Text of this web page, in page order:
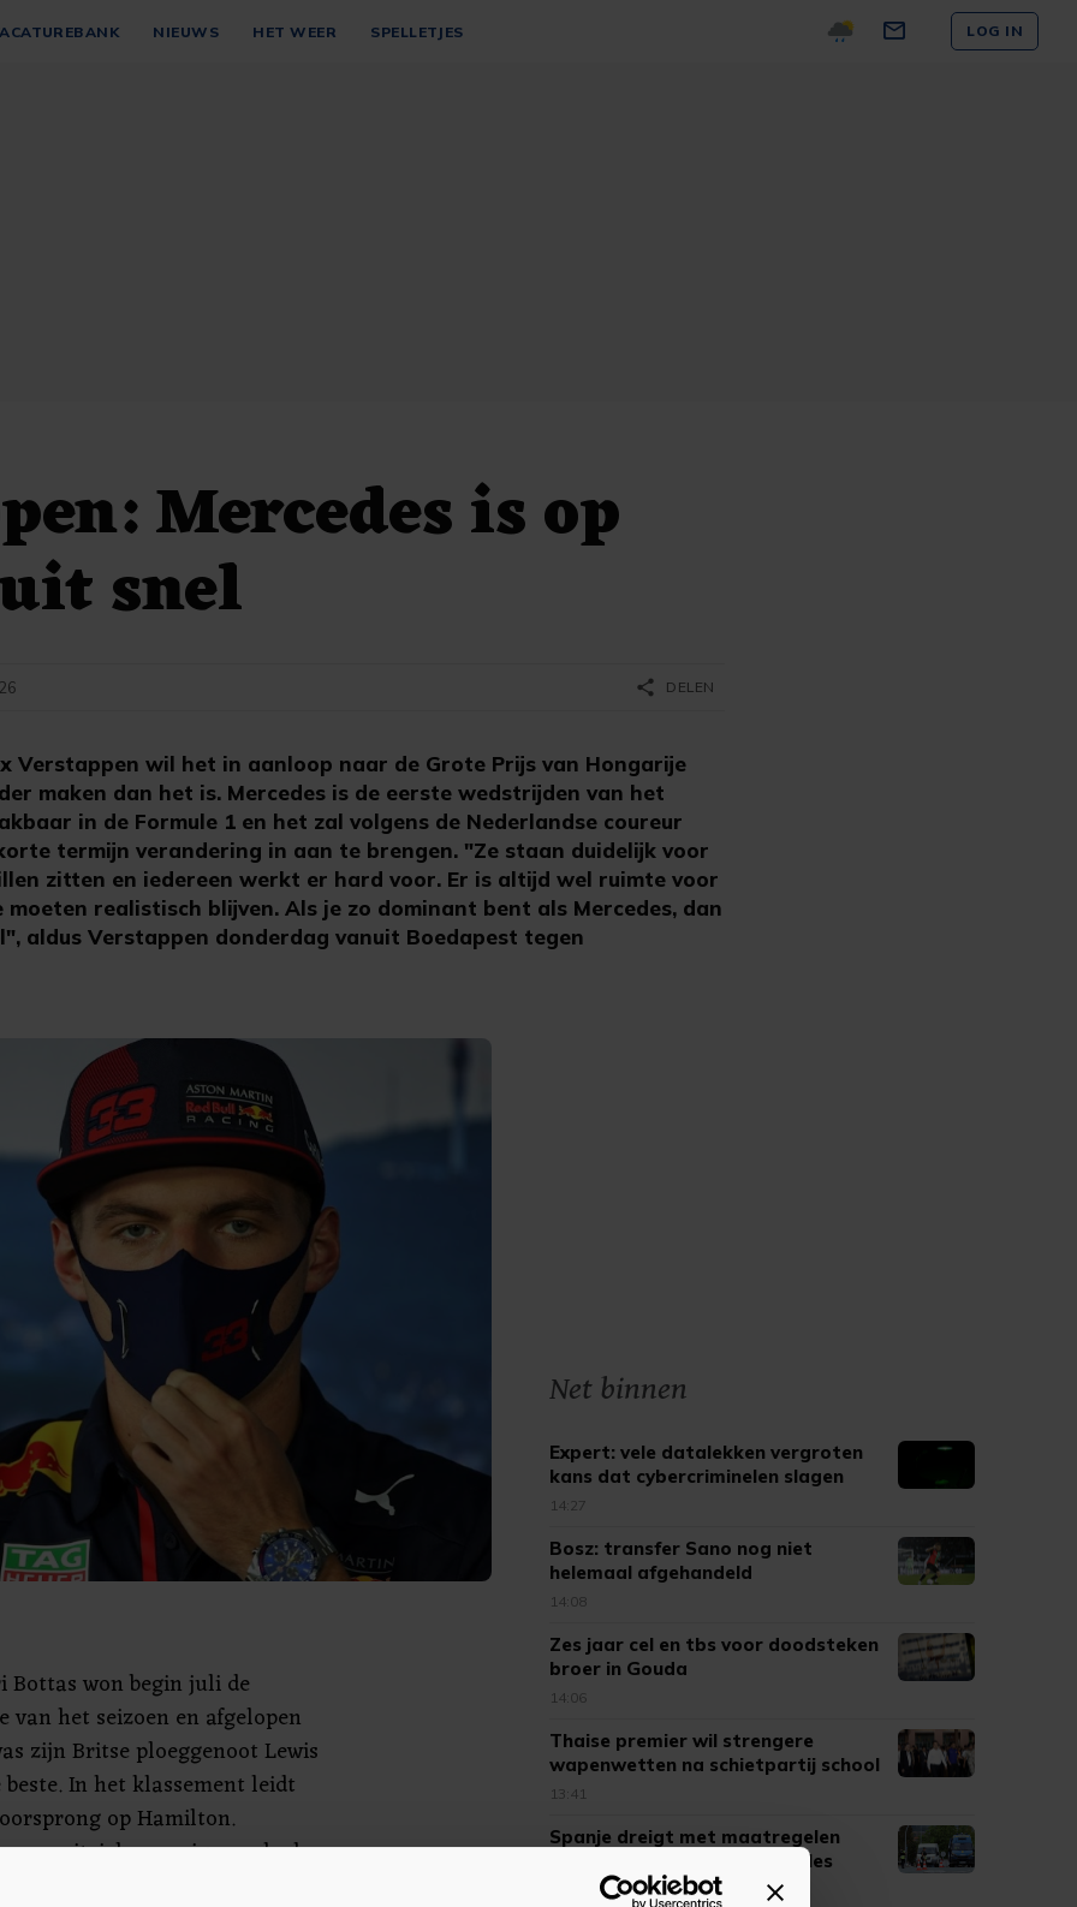
NIEUWS HET WEER SPELLETJES LOG IN
Mercedes is op
snel
Verstappen wil het in aanloop naar de Grote Prijs van Hongarije
maken dan het is. Mercedes is de eerste wedstrijden van het
in de Formule 1 en het zal volgens de Nederlandse coureur
termijn verandering in aan te brengen. "Ze staan duidelijk voor
zitten en iedereen werkt er hard voor. Er is altijd wel ruimte voor
realistisch blijven. Als je zo dominant bent als Mercedes, dan
aldus Verstappen donderdag vanuit Boedapest tegen
share DELEN
Bottas won begin juli de
van het seizoen en afgelopen
zijn Britse ploeggenoot Lewis
In het klassement leidt
op Hamilton.
race uitviel en vorige week als
Net binnen
Expert: vele datalekken vergroten
kans dat cybercriminelen slagen
14:27
Bosz: transfer Sano nog niet
helemaal afgehandeld
14:08
Zes jaar cel en tbs voor doodsteken
broer in Gouda
14:06
Thaise premier wil strengere
wapenwetten na schietpartij school
13:41
Spanje dreigt met maatregelen
tegen Italië om grenscontroles